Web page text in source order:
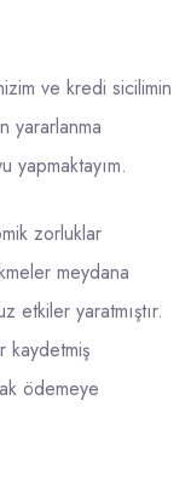
ve kredi sicilimin
yararlanma
yapmaktayım.
zorluklar
meydana
etkiler yaratmıştır.
kaydetmiş
ödemeye